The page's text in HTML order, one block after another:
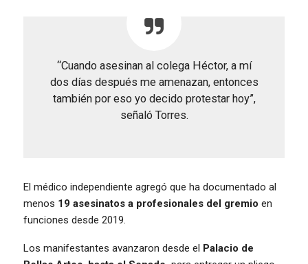
“Cuando asesinan al colega Héctor, a mí
dos días después me amenazan, entonces
también por eso yo decido protestar hoy”,
señaló Torres.
El médico independiente agregó que ha documentado al
menos 19 asesinatos a profesionales del gremio en
funciones desde 2019.
Los manifestantes avanzaron desde el Palacio de